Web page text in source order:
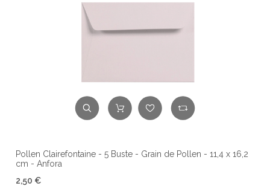
Pollen Clairefontaine - 5 Buste - Grain de Pollen - 11,4 x 16,2
cm - Anfora
2,50 €